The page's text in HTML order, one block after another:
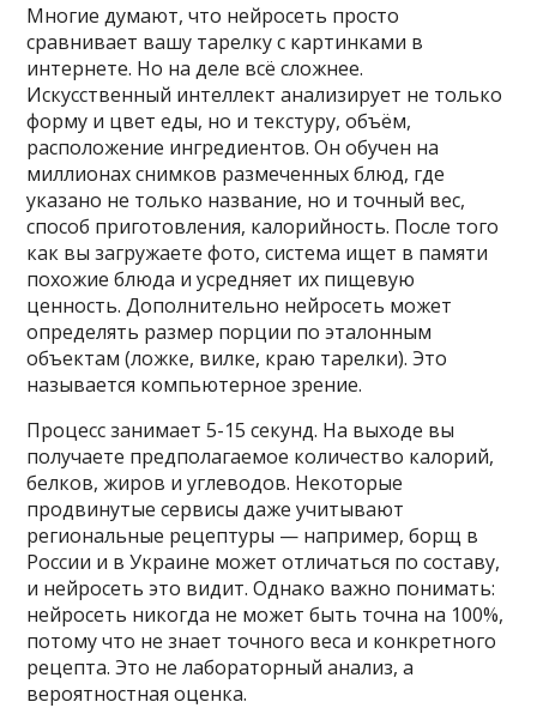
Многие думают, что нейросеть просто
сравнивает вашу тарелку с картинками в
интернете. Но на деле всё сложнее.
Искусственный интеллект анализирует не только
форму и цвет еды, но и текстуру, объём,
расположение ингредиентов. Он обучен на
миллионах снимков размеченных блюд, где
указано не только название, но и точный вес,
способ приготовления, калорийность. После того
как вы загружаете фото, система ищет в памяти
похожие блюда и усредняет их пищевую
ценность. Дополнительно нейросеть может
определять размер порции по эталонным
объектам (ложке, вилке, краю тарелки). Это
называется компьютерное зрение.
Процесс занимает 5-15 секунд. На выходе вы
получаете предполагаемое количество калорий,
белков, жиров и углеводов. Некоторые
продвинутые сервисы даже учитывают
региональные рецептуры — например, борщ в
России и в Украине может отличаться по составу,
и нейросеть это видит. Однако важно понимать:
нейросеть никогда не может быть точна на 100%,
потому что не знает точного веса и конкретного
рецепта. Это не лабораторный анализ, а
вероятностная оценка.